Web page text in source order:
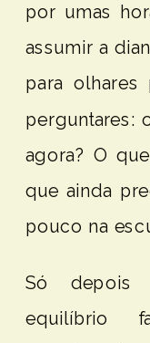
por umas
assumir a
para
perguntares:
agora? O
que ainda
pouco na
Só depois
equilíbrio